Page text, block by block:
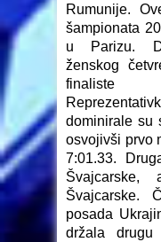
Rumunije.
šampionata
u Parizu.
ženskog
finaliste
dominirale su
osvojivši prvo
7:01.33.
Švajcarske.
posada
držala